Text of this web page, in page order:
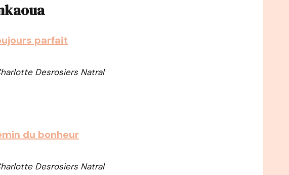
parfait
Desrosiers Natral
du bonheur
Desrosiers Natral